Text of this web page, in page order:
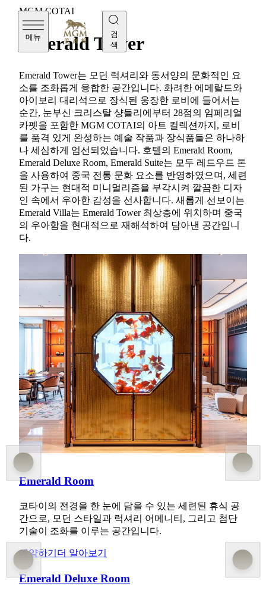
메뉴
검
색
MGM COTAI
Emerald Tower
Emerald Tower는 모던 럭셔리와 동서양의 문화적인 요
소를 조화롭게 융합한 공간입니다. 화려한 에메랄드와
아이보리 대리석으로 장식된 웅장한 로비에 들어서는
순간, 눈부신 크리스탈 샹들리에부터 28점의 임페리얼
카펫을 포함한 MGM COTAI의 아트 컬렉션까지, 로비
를 품격 있게 완성하는 예술 작품과 장식품들은 하나하
나 세심하게 엄선되었습니다. 호텔의 Emerald Room,
Emerald Deluxe Room, Emerald Suite는 모두 레드우드 톤
을 사용하여 중국 전통 문화 요소를 반영하였으며, 세련
된 가구는 현대적 미니멀리즘을 부각시켜 깔끔한 디자
인 속에서 우아한 감성을 선사합니다. 새롭게 선보이는
Emerald Villa는 Emerald Tower 최상층에 위치하며 중국
의 우아함을 현대적으로 재해석하여 담아낸 공간입니
다.
MGM COTAI
Emerald Villa
Emerald Villa는 MGM COTAI의 상징적인 건축물인
Emerald Tower 정상부에 자리한 최상급 프라이빗 레지
던스입니다. 중국 황실 정원의 아름다움에서 영감을 받
아 현대적으로 재해석된 28개의 전용 빌라 각각은 큐레
이션된 예술 작품과 탁 트인 파노라마 전망, 그리고 전
담 바틀러 서비스를 제공하며 세심한 품격을 완성합니
다.
더 알아보기
Emerald Room
코타이의 전경을 한 눈에 담을 수 있는 세련된 휴식 공
간으로, 모던 스타일과 럭셔리 어메니티, 그리고 첨단
기술이 조화를 이루는 공간입니다.
예약하기 더 알아보기
Emerald Deluxe Room